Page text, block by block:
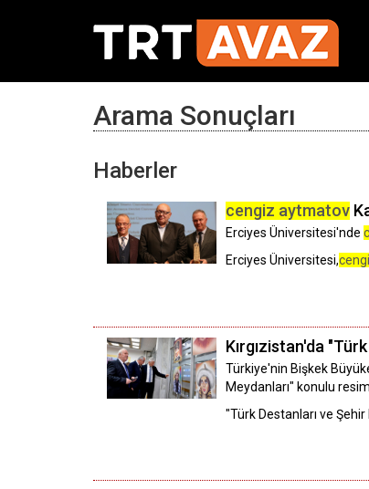
Arama Sonuçları
Haberler
cengiz aytmatov
Erciyes Üniversitesi'nde
Erciyes Üniversitesi,
Kırgızistan'da
Türkiye'nin Bişkek
Meydanları" konulu
"Türk Destanları ve